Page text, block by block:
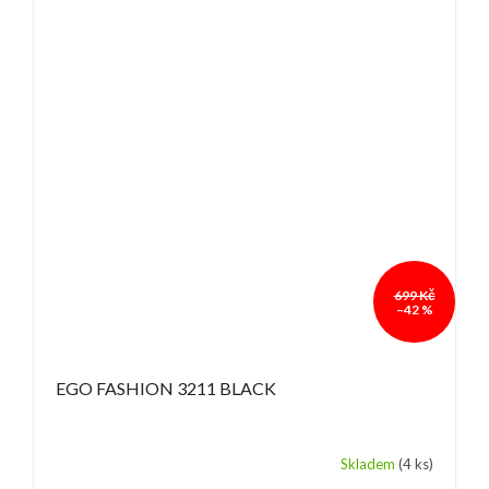
699 Kč
–42 %
EGO FASHION 3211 BLACK
Skladem (4 ks)